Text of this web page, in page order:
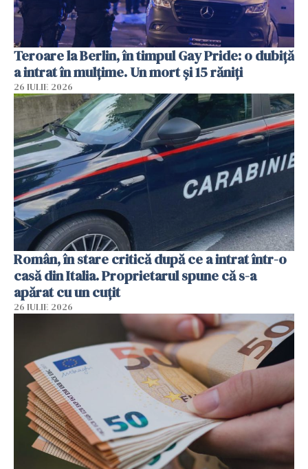
Teroare la Berlin, în timpul Gay Pride: o dubiță
a intrat în mulțime. Un mort și 15 răniți
26 IULIE 2026
Român, în stare critică după ce a intrat într-o
casă din Italia. Proprietarul spune că s-a
apărat cu un cuțit
26 IULIE 2026